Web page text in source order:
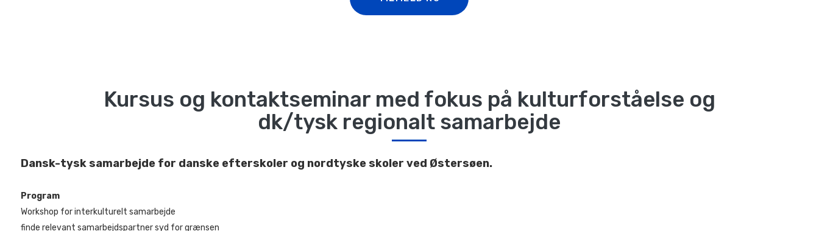
Kursus og kontaktseminar med fokus på kulturforståelse og
dk/tysk regionalt samarbejde
Dansk-tysk samarbejde for danske efterskoler og nordtyske skoler ved Østersøen.
Program
Workshop for interkulturelt samarbejde
finde relevant samarbejdspartner syd for grænsen